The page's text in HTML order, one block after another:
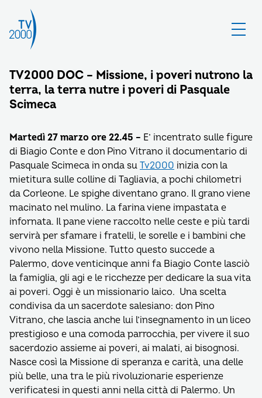
TV2000 DOC – Missione, i poveri nutrono la
terra, la terra nutre i poveri di Pasquale
Scimeca
Martedì 27 marzo ore 22.45 – E’ incentrato sulle figure
di Biagio Conte e don Pino Vitrano il documentario di
Pasquale Scimeca in onda su Tv2000 inizia con la
mietitura sulle colline di Tagliavia, a pochi chilometri
da Corleone. Le spighe diventano grano. Il grano viene
macinato nel mulino. La farina viene impastata e
infornata. Il pane viene raccolto nelle ceste e più tardi
servirà per sfamare i fratelli, le sorelle e i bambini che
vivono nella Missione. Tutto questo succede a
Palermo, dove venticinque anni fa Biagio Conte lasciò
la famiglia, gli agi e le ricchezze per dedicare la sua vita
ai poveri. Oggi è un missionario laico. Una scelta
condivisa da un sacerdote salesiano: don Pino
Vitrano, che lascia anche lui l’insegnamento in un liceo
prestigioso e una comoda parrocchia, per vivere il suo
sacerdozio assieme ai poveri, ai malati, ai bisognosi.
Nasce così la Missione di speranza e carità, una delle
più belle, una tra le più rivoluzionarie esperienze
verificatesi in questi anni nella città di Palermo. Un